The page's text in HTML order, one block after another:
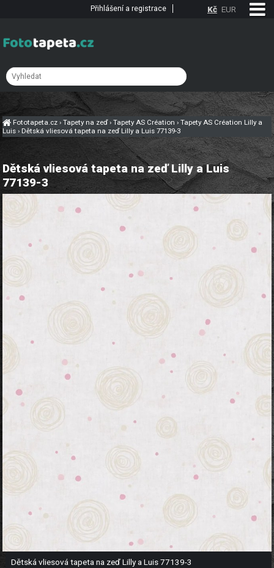
Fototapeta.cz›Tapety na zeď›Tapety AS Création ›Tapety AS Création Lilly a
Luis › Dětská vliesová tapeta na zeď Lilly a Luis 77139-3
Dětská vliesová tapeta na zeď Lilly a Luis
77139-3
Dětská vliesová tapeta na zeď Lilly a Luis 77139-3
Kč EUR
Přihlášení a registrace